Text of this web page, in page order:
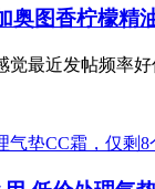
奥图香柠檬精
觉最近发帖频率